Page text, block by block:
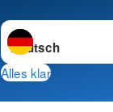
Sprache wechseln
Alles klar